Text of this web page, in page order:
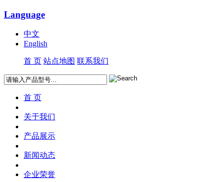
Language
中文
English
首 页 站点地图 联系我们
首 页
关于我们
产品展示
新闻动态
企业荣誉